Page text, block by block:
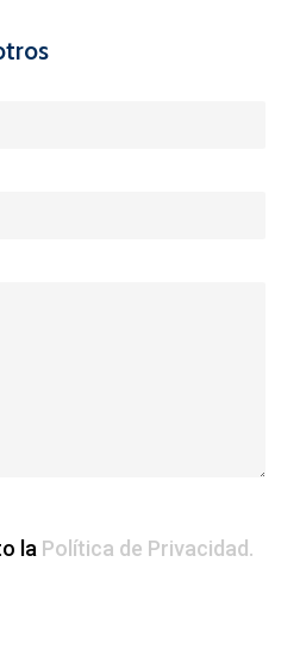
la Política de Privacidad.